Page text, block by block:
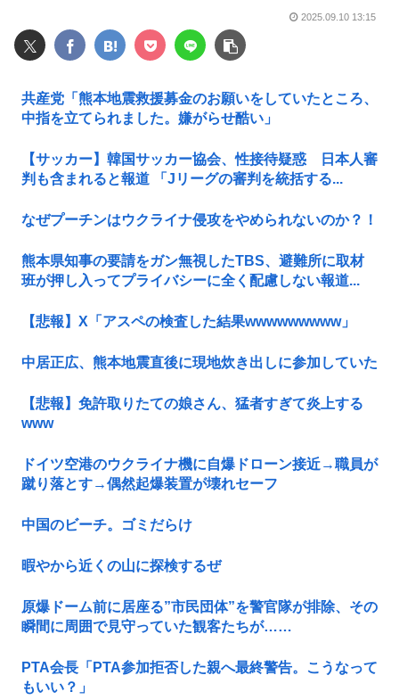
2025.09.10 13:15
共産党「熊本地震救援募金のお願いをしていたところ、
中指を立てられました。嫌がらせ酷い」
【サッカー】韓国サッカー協会、性接待疑惑 日本人審
判も含まれると報道 「Jリーグの審判を統括する...
なぜプーチンはウクライナ侵攻をやめられないのか？！
熊本県知事の要請をガン無視したTBS、避難所に取材
班が押し入ってプライバシーに全く配慮しない報道...
【悲報】X「アスペの検査した結果wwwwwwwww」
中居正広、熊本地震直後に現地炊き出しに参加していた
【悲報】免許取りたての娘さん、猛者すぎて炎上する
www
ドイツ空港のウクライナ機に自爆ドローン接近→職員が
蹴り落とす→偶然起爆装置が壊れセーフ
中国のビーチ。ゴミだらけ
暇やから近くの山に探検するぜ
原爆ドーム前に居座る”市民団体”を警官隊が排除、その
瞬間に周囲で見守っていた観客たちが……
PTA会長「PTA参加拒否した親へ最終警告。こうなって
もいい？」